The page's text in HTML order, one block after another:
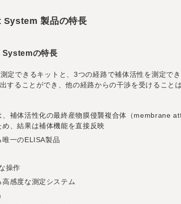
製品の特長
の特長
定できるキットと、3つの経路で補体活性を測定で
することができ、他の経路からの干渉を受けること
、補体活性化の最終産物膜侵襲複合体（membrane
、結果は補体機能を直接反映
一のELISA製品
操作
感度な測定システム